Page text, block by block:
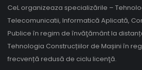
CeL organizeaza specializările –
Telecomunicatii, Informatică Aplicată,
Publice în regim de învăţământ la
Tehnologia Construcțiilor de Mașini în
frecvență redusă de ciclu licenţă.